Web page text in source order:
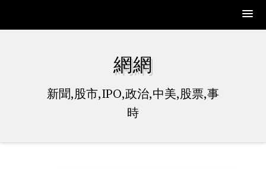
網網
新聞,股市,IPO,政治,中美,股票,事
時